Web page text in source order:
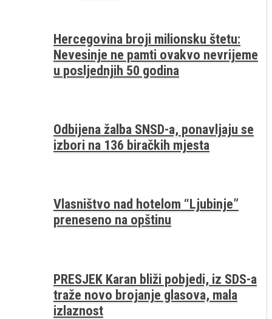
Hercegovina broji milionsku štetu:
Nevesinje ne pamti ovakvo nevrijeme
u posljednjih 50 godina
Odbijena žalba SNSD-a, ponavljaju se
izbori na 136 biračkih mjesta
Vlasništvo nad hotelom “Ljubinje”
preneseno na opštinu
PRESJEK Karan bliži pobjedi, iz SDS-a
traže novo brojanje glasova, mala
izlaznost